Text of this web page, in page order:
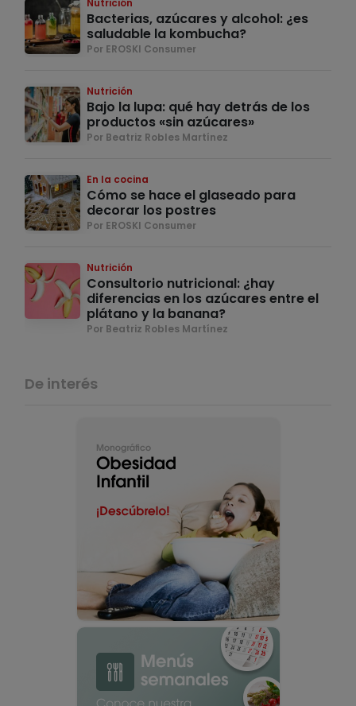
Nutrición
Bacterias, azúcares y alcohol: ¿es
saludable la kombucha?
Por EROSKI Consumer
Nutrición
Bajo la lupa: qué hay detrás de los
productos «sin azúcares»
Por Beatriz Robles Martínez
En la cocina
Cómo se hace el glaseado para
decorar los postres
Por EROSKI Consumer
Nutrición
Consultorio nutricional: ¿hay
diferencias en los azúcares entre el
plátano y la banana?
Por Beatriz Robles Martínez
De interés